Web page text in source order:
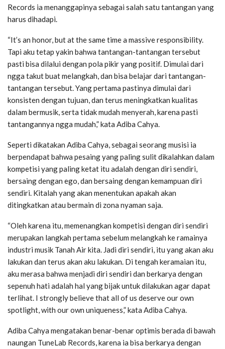
Records ia menanggapinya sebagai salah satu tantangan yang
harus dihadapi.
“It’s an honor, but at the same time a massive responsibility.
Tapi aku tetap yakin bahwa tantangan-tantangan tersebut
pasti bisa dilalui dengan pola pikir yang positif. Dimulai dari
ngga takut buat melangkah, dan bisa belajar dari tantangan-
tantangan tersebut. Yang pertama pastinya dimulai dari
konsisten dengan tujuan, dan terus meningkatkan kualitas
dalam bermusik, serta tidak mudah menyerah, karena pasti
tantangannya ngga mudah,” kata Adiba Cahya.
Seperti dikatakan Adiba Cahya, sebagai seorang musisi ia
berpendapat bahwa pesaing yang paling sulit dikalahkan dalam
kompetisi yang paling ketat itu adalah dengan diri sendiri,
bersaing dengan ego, dan bersaing dengan kemampuan diri
sendiri. Kitalah yang akan menentukan apakah akan
ditingkatkan atau bermain di zona nyaman saja.
“Oleh karena itu, memenangkan kompetisi dengan diri sendiri
merupakan langkah pertama sebelum melangkah ke ramainya
industri musik Tanah Air kita. Jadi diri sendiri, itu yang akan aku
lakukan dan terus akan aku lakukan. Di tengah keramaian itu,
aku merasa bahwa menjadi diri sendiri dan berkarya dengan
sepenuh hati adalah hal yang bijak untuk dilakukan agar dapat
terlihat. I strongly believe that all of us deserve our own
spotlight, with our own uniqueness,” kata Adiba Cahya.
Adiba Cahya mengatakan benar-benar optimis berada di bawah
naungan TuneLab Records, karena ia bisa berkarya dengan